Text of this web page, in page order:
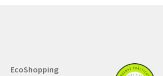
EcoShopping